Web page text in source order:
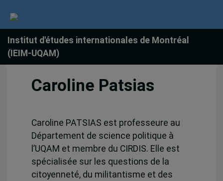
Institut d'études internationales de Montréal
(IEIM-UQAM)
Caroline Patsias
Caroline PATSIAS est professeure au
Département de science politique à
l’UQAM et membre du CIRDIS. Elle est
spécialisée sur les questions de la
citoyenneté, du militantisme et des